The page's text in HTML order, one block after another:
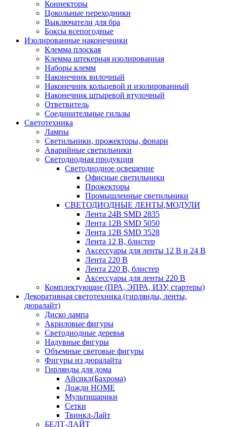
Коннекторы
Цокольные переходники
Выключатели для бра
Боксы всепогодные
Изолированные наконечники
Клемма плоская
Клемма штекерная изолированная
Наборы клемм
Наконечник вилочный
Наконечник кольцевой и изолированный
Наконечник штыревой втулочный
Ответвитель
Соединительные гильзы
Светотехника
Лампы
Светильники, прожекторы, фонари
Аварийные светильники
Светодиодная продукция
Светодиодное освещение
Офисные светильники
Прожекторы
Промышленные светильники
СВЕТОДИОДНЫЕ ЛЕНТЫ,МОДУЛИ
Лента 24В SMD 2835
Лента 12В SMD 5050
Лента 12В SMD 3528
Лента 12 В, блистер
Аксессуары для ленты 12 В и 24 В
Лента 220 В
Лента 220 В, блистер
Аксессуары для ленты 220 В
Комплектующие (ПРА, ЭПРА, ИЗУ, стартеры)
Декоративная светотехника (гирлянды, ленты,
дюралайт)
Диско лампа
Акриловые фигуры
Светодиодные деревья
Надувные фигуры
Объемные световые фигуры
Фигуры из дюралайта
Гирлянды для дома
Айсикл(Бахрома)
Дожди HOME
Мультишарики
Сетки
Твинкл-Лайт
БЕЛТ-ЛАЙТ